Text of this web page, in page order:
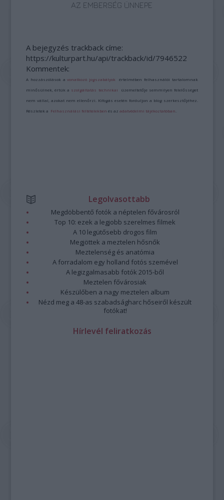
AZ EMBERSÉG ÜNNEPE
A bejegyzés trackback címe:
https://kulturpart.hu/api/trackback/id/7946522
Kommentek:
A hozzászólások avonatkozó jogszabályok értelmében felhasználói tartalomnak
minősülnek, értük a szolgáltatás technikai üzemeltetője semmilyen felelősséget
nem vállal, azokat nem ellenőrzi. Kifogás esetén forduljon a blog szerkesztőjéhez.
Részletek a Felhasználási feltételekben és azadatvédelmi tájékoztatóban
Legolvasottabb
Megdöbbentő fotók a néptelen fővárosról
Top 10: ezek a legjobb szerelmes filmek
A 10 legütősebb drogos film
Megjöttek a meztelen hősnők
Meztelenség és anatómia
A forradalom egy holland fotós szemével
A legizgalmasabb fotók 2015-ből
Meztelen fővárosiak
Készülőben a nagy meztelen album
Nézd meg a 48-as szabadságharc hőseiről készült
fotókat!
Hírlevél feliratkozás